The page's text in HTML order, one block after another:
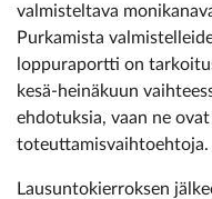
valmisteltava
Purkamista
loppuraportti on
kesä-heinäkuun
ehdotuksia, vaan ne
toteuttamisvaihtoehtoja.
Lausuntokierroksen